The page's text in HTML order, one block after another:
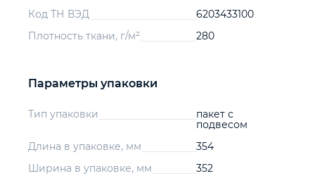
Код ТН ВЭД
6203433100
Плотность ткани, г/м²
280
Параметры упаковки
Тип упаковки
пакет с
подвесом
Длина в упаковке, мм
354
Ширина в упаковке, мм
352